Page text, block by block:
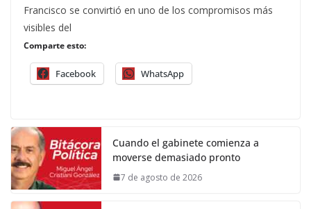
Francisco se convirtió en uno de los compromisos más
visibles del
Comparte esto:
Facebook WhatsApp
Cuando el gabinete comienza a
moverse demasiado pronto
7 de agosto de 2026